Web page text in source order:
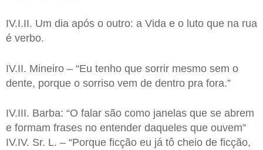
IV.I.II. Um dia após o outro: a Vida e o luto que na rua
é verbo.
IV.II. Mineiro – “Eu tenho que sorrir mesmo sem o
dente, porque o sorriso vem de dentro pra fora.”
IV.III. Barba: “O falar são como janelas que se abrem
e formam frases no entender daqueles que ouvem”
IV.IV. Sr. L. – “Porque ficção eu já tô cheio de ficção,